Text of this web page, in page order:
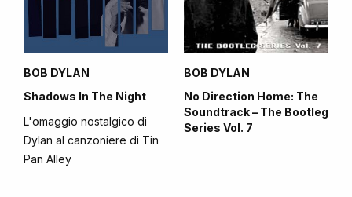
BOB DYLAN
Shadows In The Night
L'omaggio nostalgico di
Dylan al canzoniere di Tin
Pan Alley
BOB DYLAN
No Direction Home: The
Soundtrack – The Bootleg
Series Vol. 7